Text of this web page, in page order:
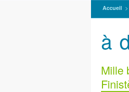
Accueil >
à
Mille